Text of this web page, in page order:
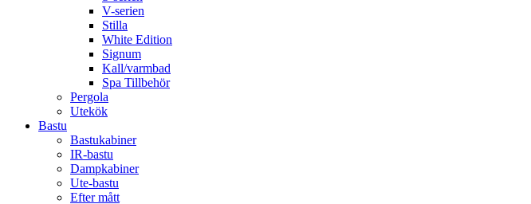
V-serien
Stilla
White Edition
Signum
Kall/varmbad
Spa Tillbehör
Pergola
Utekök
Bastu
Bastukabiner
IR-bastu
Dampkabiner
Ute-bastu
Efter mått